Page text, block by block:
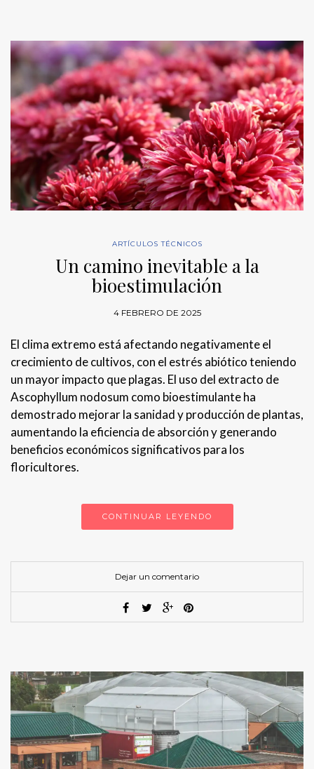
ARTÍCULOS TÉCNICOS
Un camino inevitable a la
bioestimulación
4 FEBRERO DE 2025
El clima extremo está afectando negativamente el
crecimiento de cultivos, con el estrés abiótico teniendo
un mayor impacto que plagas. El uso del extracto de
Ascophyllum nodosum como bioestimulante ha
demostrado mejorar la sanidad y producción de plantas,
aumentando la eficiencia de absorción y generando
beneficios económicos significativos para los
floricultores.
CONTINUAR LEYENDO
Dejar un comentario